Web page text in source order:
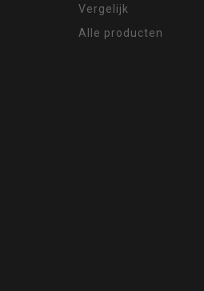
Vergelijk
Alle producten